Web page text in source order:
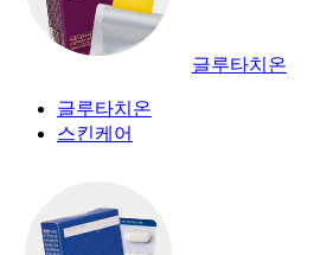
글루타치온
글루타치온
스킨케어